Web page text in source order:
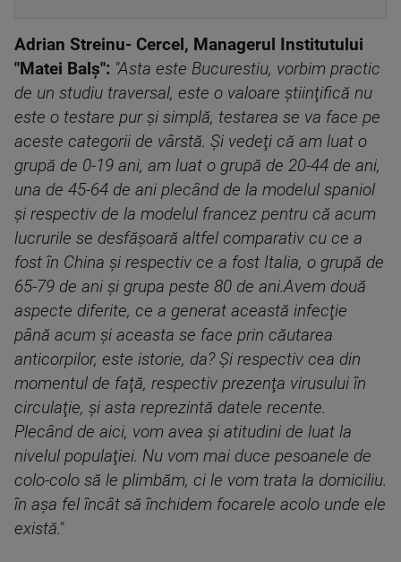
Adrian Streinu- Cercel, Managerul Institutului
"Matei Balş": "Asta este Bucurestiu, vorbim practic
de un studiu traversal, este o valoare ştiinţifică nu
este o testare pur şi simplă, testarea se va face pe
aceste categorii de vârstă. Şi vedeţi că am luat o
grupă de 0-19 ani, am luat o grupă de 20-44 de ani,
una de 45-64 de ani plecând de la modelul spaniol
şi respectiv de la modelul francez pentru că acum
lucrurile se desfăşoară altfel comparativ cu ce a
fost în China şi respectiv ce a fost Italia, o grupă de
65-79 de ani şi grupa peste 80 de ani.Avem două
aspecte diferite, ce a generat această infecţie
până acum şi aceasta se face prin căutarea
anticorpilor, este istorie, da? Şi respectiv cea din
momentul de faţă, respectiv prezenţa virusului în
circulaţie, şi asta reprezintă datele recente.
Plecând de aici, vom avea şi atitudini de luat la
nivelul populaţiei. Nu vom mai duce pesoanele de
colo-colo să le plimbăm, ci le vom trata la domiciliu.
în aşa fel încât să închidem focarele acolo unde ele
există."